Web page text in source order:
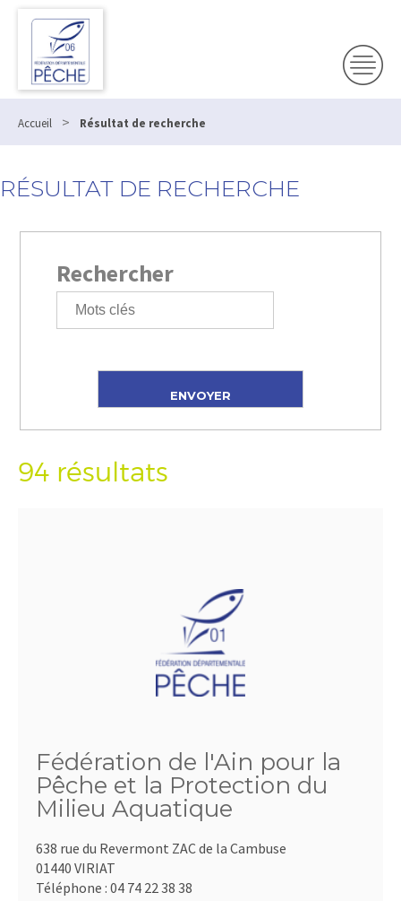
Accueil > Résultat de recherche
RÉSULTAT DE RECHERCHE
Rechercher
94 résultats
Fédération de l'Ain pour la
Pêche et la Protection du
Milieu Aquatique
638 rue du Revermont ZAC de la Cambuse
01440 VIRIAT
Téléphone : 04 74 22 38 38